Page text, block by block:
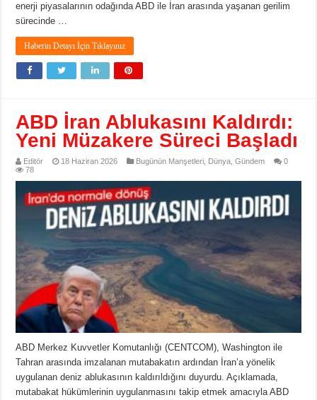
enerji piyasalarının odağında ABD ile İran arasında yaşanan gerilim
sürecinde …
Haberin Detayı İçin Tıklayınız
ABD İran Ablukasını Kaldırdı:
Yeni Müzakere Süreci Başladı
Editör 18 Haziran 2026 Bugünün Manşetleri Dünya ,Gündem
0
78
ABD Merkez Kuvvetler Komutanlığı (CENTCOM), Washington ile
Tahran arasında imzalanan mutabakatın ardından İran’a yönelik
uygulanan deniz ablukasının kaldırıldığını duyurdu. Açıklamada,
mutabakat hükümlerinin uygulanmasını takip etmek amacıyla ABD